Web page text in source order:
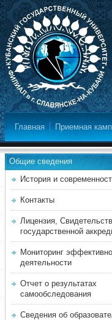
Главная Приемная
Общие сведения
История и
Контакты
Лицензия,
государственной
Мониторинг
деятельности
Отчет о результатах
самообследования
Сведения об